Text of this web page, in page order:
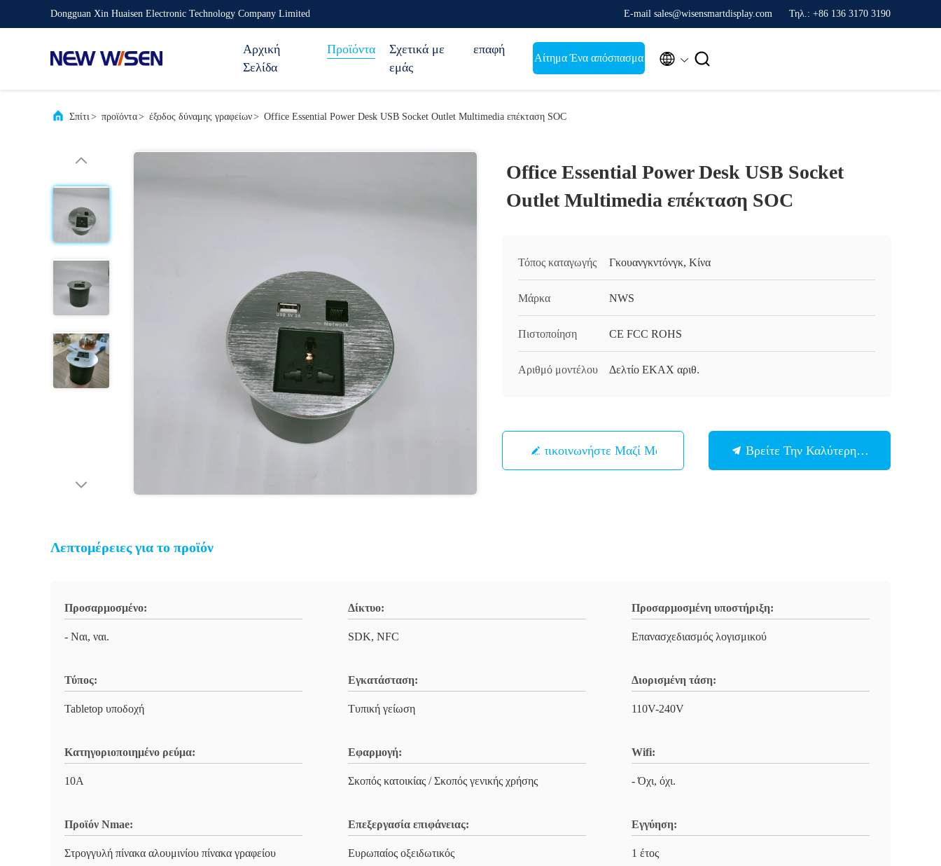
Dongguan Xin Huaisen Electronic Technology Company Limited Ε-mail sales@wisensmartdisplay.com Τηλ.: +86 136 3170 3190
Αρχική
Σελίδα
Προϊόντα
Σχετικά με
εμάς
επαφή
Αίτημα Ένα απόσπασμα  
Σπίτι> προϊόντα> έξοδος δύναμης γραφείων> Office Essential Power Desk USB Socket Outlet Multimedia επέκταση SOC
Office Essential Power Desk USB Socket
Outlet Multimedia επέκταση SOC
Τόπος καταγωγής Γκουανγκντόνγκ, Κίνα
Μάρκα NWS
Πιστοποίηση CE FCC ROHS
Αριθμό μοντέλου Δελτίο ΕΚΑΧ αριθ.
Επικοινωνήστε Μαζί Μας Βρείτε Την Καλύτερη Τιμή
Λεπτομέρειες για το προϊόν
Προσαρμοσμένο:
- Ναι, ναι.
Δίκτυο:
SDK, NFC
Προσαρμοσμένη υποστήριξη:
Επανασχεδιασμός λογισμικού
Τύπος:
Tabletop υποδοχή
Εγκατάσταση:
Τυπική γείωση
Διορισμένη τάση:
110V-240V
Κατηγοριοποιημένο ρεύμα:
10Α
Εφαρμογή:
Σκοπός κατοικίας / Σκοπός γενικής χρήσης
Wifi:
- Όχι, όχι.
Προϊόν Nmae:
Στρογγυλή πίνακα αλουμινίου πίνακα γραφείου
Επεξεργασία επιφάνειας:
Ευρωπαίος οξειδωτικός
Εγγύηση:
1 έτος